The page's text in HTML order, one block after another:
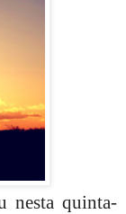
nesta quinta-